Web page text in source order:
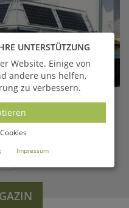
800 Watt - Kaufen,
&...
24 |
UNTERSTÜTZUNG
Website. Einige von
andere uns helfen,
zu verbessern.
Impressum